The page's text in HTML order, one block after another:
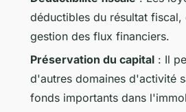
déductibles du résultat fiscal,
gestion des flux financiers.
Préservation du capital : Il
d'autres domaines d'activité
fonds importants dans